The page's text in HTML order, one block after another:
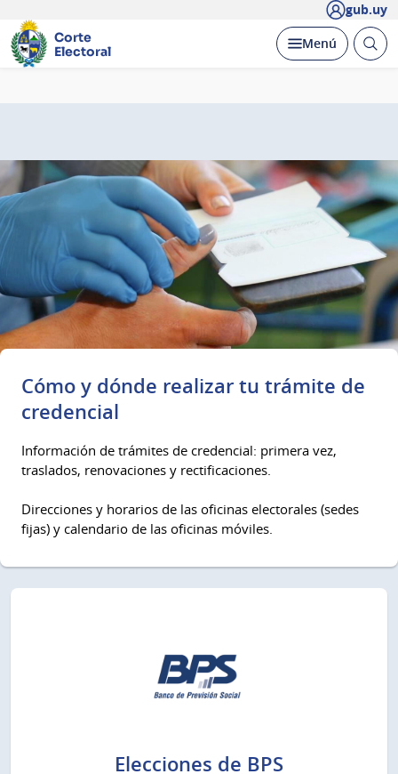
gub.uy
Corte
Electoral
Desplegar
Menú Abrir
Cómo y dónde realizar tu trámite de
credencial
Información de trámites de credencial: primera vez,
traslados, renovaciones y rectificaciones.
Direcciones y horarios de las oficinas electorales (sedes
fijas) y calendario de las oficinas móviles.
Elecciones de BPS